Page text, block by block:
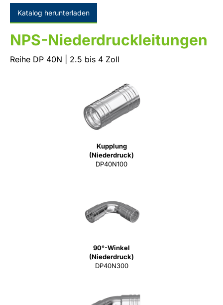
Katalog herunterladen
NPS-Niederdruckleitungen
Reihe DP 40N | 2.5 bis 4 Zoll
Kupplung
(Niederdruck)
DP40N100
90°-Winkel
(Niederdruck)
DP40N300